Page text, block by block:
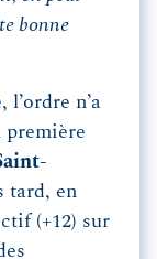
bonne
n’a
première
tard, en
(+12) sur